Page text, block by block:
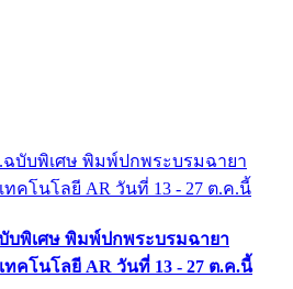
บพิเศษ พิมพ์ปกพระบรมฉายา
คโนโลยี AR วันที่ 13 - 27 ต.ค.นี้